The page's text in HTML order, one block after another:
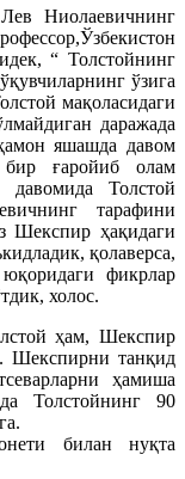
Ниолаевичнинг
“ Толстойнинг
ўзига
мақоласидаги
даражада
яшашда давом
бир ғаройиб олам
Толстой
тарафини
Шекспир ҳақидаги
қолаверса,
фикрлар
холос.
ҳам, Шекспир
Шекспирни танқид
ҳамиша
Толстойнинг 90
билан нуқта